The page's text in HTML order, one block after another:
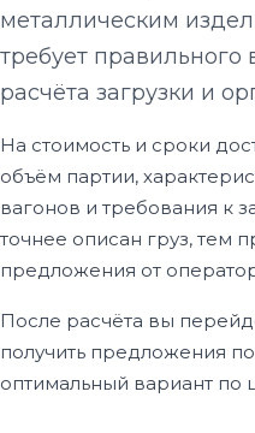
металлическим
требует правильного
расчёта загрузки и
На стоимость и сроки
объём партии,
вагонов и требования к
точнее описан груз, тем
предложения от
После расчёта вы
получить предложения
оптимальный вариант по